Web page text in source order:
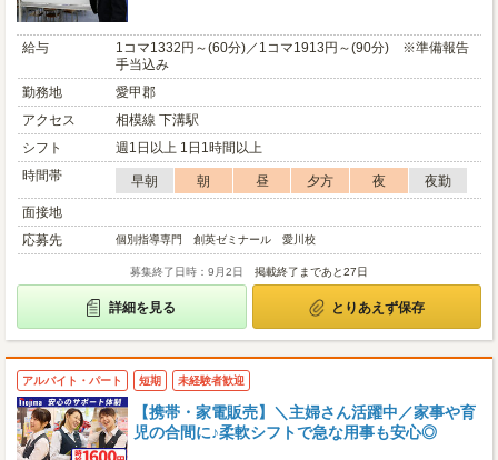
給与
1コマ1332円～(60分)／1コマ1913円～(90分) ※準備報告
手当込み
勤務地
愛甲郡
アクセス
相模線 下溝駅
シフト
週1日以上 1日1時間以上
時間帯
早朝 朝 昼 夕方 夜
夜勤
面接地
応募先
個別指導専門 創英ゼミナール 愛川校
募集終了日時：9月2日 掲載終了まであと27日
詳細を見る とりあえず保存
アルバイト・パート 短期 未経験者歓迎
【携帯・家電販売】＼主婦さん活躍中／家事や育
児の合間に♪柔軟シフトで急な用事も安心◎